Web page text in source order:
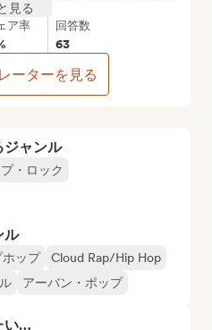
ジャンル
・ロック
ル
ップ
Cloud Rap/Hip Hop
アーバン・ポップ
い…
見る
ア率 回答数
63
ーターを見る